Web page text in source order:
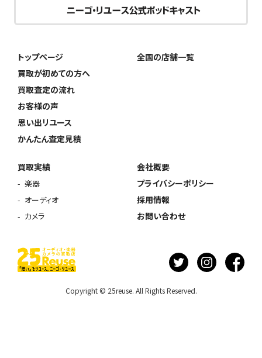
トップページ
買取が初めての方へ
買取査定の流れ
お客様の声
思い出リユース
かんたん査定見積
全国の店舗一覧
買取実績
楽器
オーディオ
カメラ
会社概要
プライバシーポリシー
採用情報
お問い合わせ
Copyright © 25reuse. All Rights Reserved.